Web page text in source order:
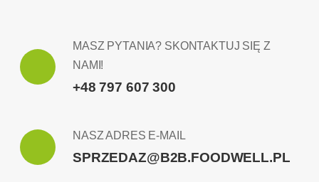
MASZ PYTANIA? SKONTAKTUJ SIĘ Z
NAMI!
+48 797 607 300
NASZ ADRES E-MAIL
SPRZEDAZ@B2B.FOODWELL.PL